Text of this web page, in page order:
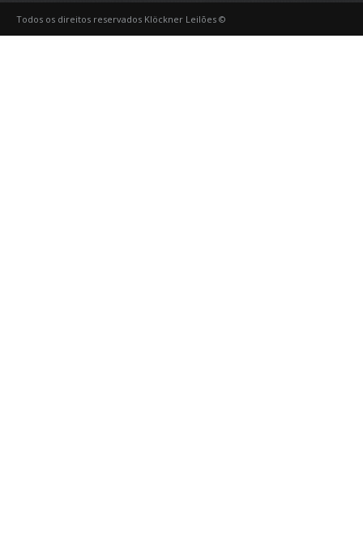
Todos os direitos reservados Klöckner Leilões ©